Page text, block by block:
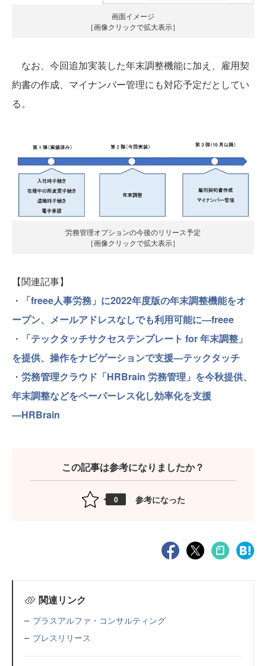
画面イメージ
［画像クリックで拡大表示］
なお、今回追加実装した年末調整機能に加え、雇用契
約書の作成、マイナンバー管理にも対応予定だとしてい
る。
労務管理オプションの今後のリリース予定
［画像クリックで拡大表示］
【関連記事】
・
「freee人事労務」に2022年度版の年末調整機能をオ
ープン、メールアドレスなしでも利用可能に―freee
・
「テックタッチサクセステンプレート for 年末調整」
を提供、操作をナビゲーションで支援―テックタッチ
・ 労務管理クラウド「HRBrain 労務管理」を今秋提供、
年末調整などをペーパーレス化し効率化を支援
―HRBrain
この記事は参考になりましたか？
0 参考になった
関連リンク
プラスアルファ・コンサルティング
プレスリリース